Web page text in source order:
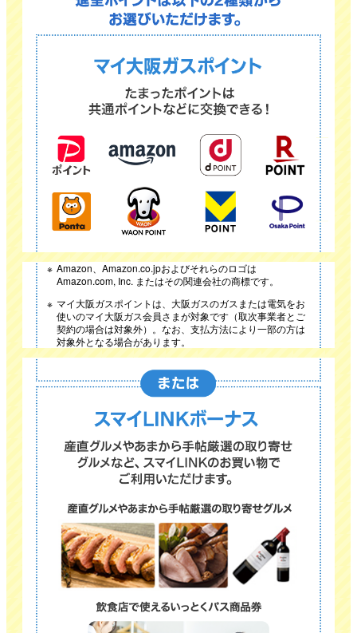
Amazon、Amazon.co.jpおよびそれらのロゴは
Amazon.com, Inc. またはその関連会社の商標です。
マイ大阪ガスポイントは、大阪ガスのガスまたは電気をお
使いのマイ大阪ガス会員さまが対象です（取次事業者とご
契約の場合は対象外）。なお、支払方法により一部の方は
対象外となる場合があります。